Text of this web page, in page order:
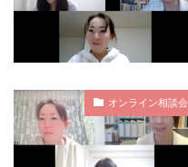
オンライン相談会